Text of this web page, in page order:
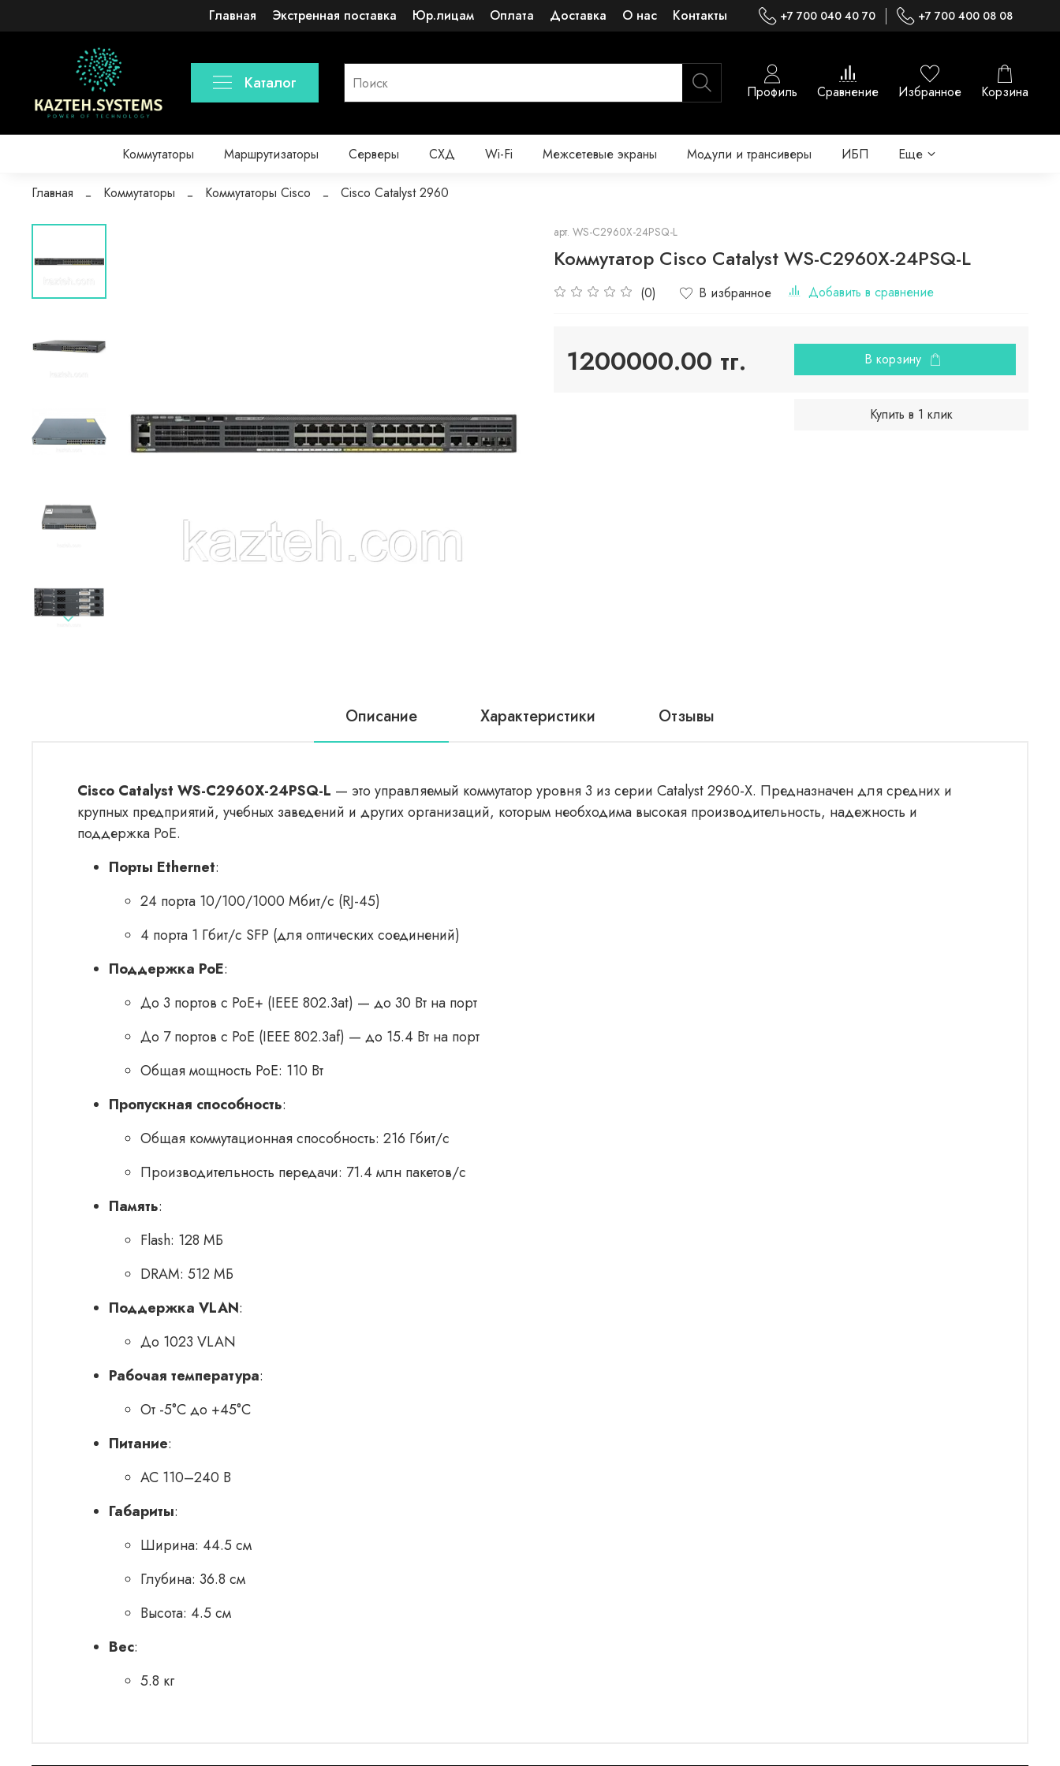
Главная Экстренная поставка Юр.лицам Оплата Доставка О нас Контакты +7 700 040 40 70 +7 700 400 08 08
Каталог Профиль Сравнение Избранное Корзина
Коммутаторы Маршрутизаторы Серверы СХД Wi-Fi Межсетевые экраны Модули и трансиверы ИБП Еще
Главная Коммутаторы Коммутаторы Cisco Cisco Catalyst 2960
арт. WS-C2960X-24PSQ-L
Коммутатор Cisco Catalyst WS-C2960X-24PSQ-L
(0) В избранное Добавить в сравнение
1200000.00 тг. В корзину
Купить в 1 клик
Описание Характеристики Отзывы
Cisco Catalyst WS-C2960X-24PSQ-L — это управляемый коммутатор уровня 3 из серии Catalyst 2960-X. Предназначен для средних и
крупных предприятий, учебных заведений и других организаций, которым необходима высокая производительность, надежность и
поддержка PoE.
Порты Ethernet:
24 порта 10/100/1000 Мбит/с (RJ-45)
4 порта 1 Гбит/с SFP (для оптических соединений)
Поддержка PoE:
До 3 портов с PoE+ (IEEE 802.3at) — до 30 Вт на порт
До 7 портов с PoE (IEEE 802.3af) — до 15.4 Вт на порт
Общая мощность PoE: 110 Вт
Пропускная способность:
Общая коммутационная способность: 216 Гбит/с
Производительность передачи: 71.4 млн пакетов/с
Память:
Flash: 128 МБ
DRAM: 512 МБ
Поддержка VLAN:
До 1023 VLAN
Рабочая температура:
От -5°C до +45°C
Питание:
AC 110–240 В
Габариты:
Ширина: 44.5 см
Глубина: 36.8 см
Высота: 4.5 см
Вес:
5.8 кг